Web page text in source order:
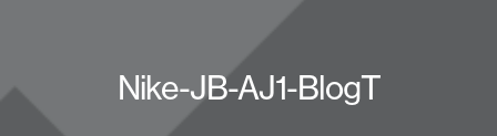
Nike-JB-AJ1-BlogT